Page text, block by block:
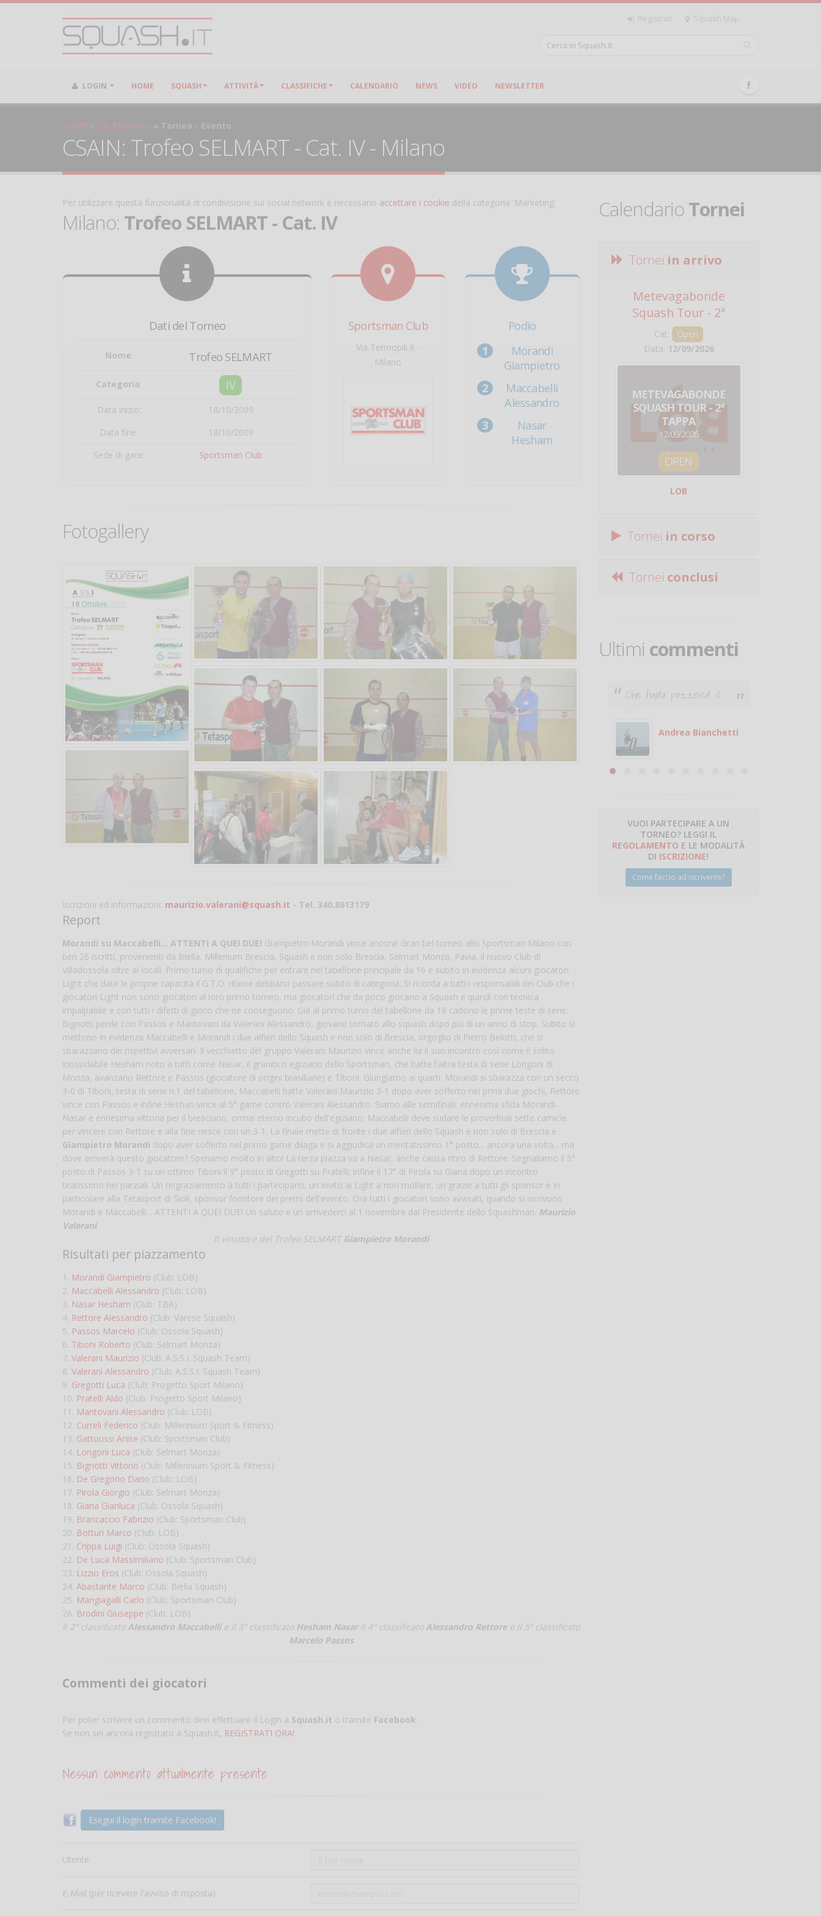
Registrati Squash Map
LOGIN HOME SQUASH ATTIVITÀ CLASSIFICHE CALENDARIO NEWS VIDEO NEWSLETTER
HOME CALENDARIO Torneo - Evento
CSAIN: Trofeo SELMART - Cat. IV - Milano
Per utilizzare questa funzionalità di condivisione sui social network è necessario accettare i cookie della categoria 'Marketing'
Milano: Trofeo SELMART - Cat. IV
Dati del Torneo
Nome: Trofeo SELMART
Categoria: IV
Data inizio:
18/10/2009
Data fine:
18/10/2009
Sede di gara:
Sportsman Club
Sportsman Club
Via Termopili 6 -
Milano
Podio
Morandi
Giampietro
Maccabelli
Alessandro
Nasar
Hesham
Fotogallery
Iscrizioni ed informazioni: maurizio.valerani@squash.it - Tel. 340.8613179
Report
Morandi su Maccabelli... ATTENTI A QUEI DUE! Giampietro Morandi vince ancora! Gran bel torneo allo Sportsman Milano con
ben 26 iscritti, provenienti da Biella, Millenium Brescia, Squash e non solo Brescia, Selmart Monza, Pavia, il nuovo Club di
Villadossola oltre ai locali. Primo turno di qualifiche per entrare nel tabellone principale da 16 e subito in evidenza alcuni giocatori
Light che date le proprie capacità il G.T.O. ritiene debbano passare subito di categoria. Si ricorda a tutti i responsabili dei Club che i
giocatori Light non sono giocatori al loro primo torneo, ma giocatori che da poco giocano a Squash e quindi con tecnica
impalpabile e con tutti i difetti di gioco che ne conseguono. Già al primo turno del tabellone da 16 cadono le prime teste di serie:
Bignotti perde con Passos e Mantovani da Valerani Alessandro, giovane tornato allo squash dopo più di un anno di stop. Subito si
mettono in evidenza Maccabelli e Morandi i due alfieri dello Squash e non solo di Brescia, orgoglio di Pietro Belotti, che si
sbarazzano dei rispettivi avversari. Il vecchietto del gruppo Valerani Maurizio vince anche lui il suo incontro così come il solito
inossidabile Hesham noto a tutti come Nasar, il granitico egiziano dello Sportsman, che batte l'altra testa di serie Longoni di
Monza, avanzano Rettore e Passos (giocatore di origini brasiliane) e Tiboni. Giungiamo ai quarti: Morandi si sbarazza con un secco
3-0 di Tiboni, testa di serie n.1 del tabellone, Maccabelli batte Valerani Maurizio 3-1 dopo aver sofferto nei primi due giochi, Rettore
vince con Passos e infine Heshan vince al 5° game contro Valerani Alessandro. Siamo alle semifinali: ennesima sfida Morandi-
Nasar e ennesima vittoria per il bresciano, ormai eterno incubo dell'egiziano; Maccabelli deve sudare le proverbiali sette camicie
per vincere con Rettore e alla fine riesce con un 3-1. La finale mette di fronte i due alfieri dello Squash e non solo di Brescia e
Giampietro Morandi dopo aver sofferto nel primo game dilaga e si aggiudica un meritatissimo 1° posto... ancora una volta... ma
dove arriverà questo giocatore? Speriamo molto in alto! La terza piazza va a Nasar, anche causa ritiro di Rettore. Segnaliamo il 5°
posto di Passos 3-1 su un ottimo Tiboni il 9° posto di Gregotti su Pratelli; infine il 17° di Pirola su Giana dopo un incontro
tiratissimo nei parziali. Un ringraziamento a tutti i partecipanti, un invito ai Light a non mollare, un grazie a tutti gli sponsor e in
particolare alla Tetasport di Sioli, sponsor fornitore dei premi dell'evento. Ora tutti i giocatori sono avvisati, quando si iscrivono
Morandi e Maccabelli... ATTENTI A QUEI DUE! Un saluto e un arrivederci al 1 novembre dal Presidente dello Squashman. Maurizio
Valerani
Il vincitore del Trofeo SELMART Giampietro Morandi
Risultati per piazzamento
1. Morandi Giampietro (Club: LOB)
2. Maccabelli Alessandro (Club: LOB)
3. Nasar Hesham (Club: TBA)
4. Rettore Alessandro (Club: Varese Squash)
5. Passos Marcelo (Club: Ossola Squash)
6. Tiboni Roberto (Club: Selmart Monza)
7. Valerani Maurizio (Club: A.S.S.I. Squash Team)
8. Valerani Alessandro (Club: A.S.S.I. Squash Team)
9. Gregotti Luca (Club: Progetto Sport Milano)
10. Pratelli Aldo (Club: Progetto Sport Milano)
11. Mantovani Alessandro (Club: LOB)
12. Curreli Federico (Club: Millennium Sport & Fitness)
13. Gattoussi Anise (Club: Sportsman Club)
14. Longoni Luca (Club: Selmart Monza)
15. Bignotti Vittorio (Club: Millennium Sport & Fitness)
16. De Gregorio Dario (Club: LOB)
17. Pirola Giorgio (Club: Selmart Monza)
18. Giana Gianluca (Club: Ossola Squash)
19. Brancaccio Fabrizio (Club: Sportsman Club)
20. Botturi Marco (Club: LOB)
21. Crippa Luigi (Club: Ossola Squash)
22. De Luca Massimiliano (Club: Sportsman Club)
23. Lizzio Eros (Club: Ossola Squash)
24. Abastante Marco (Club: Biella Squash)
25. Mangiagalli Carlo (Club: Sportsman Club)
26. Brodini Giuseppe (Club: LOB)
Il 2° classificatoAlessandro Maccabellie il 3° classificato Hesham Nasar Il 4° classificatoAlessandro Rettoree il 5° classificato
Marcelo Passos
Commenti dei giocatori
Per poter scrivere un commento devi effettuare il Login a Squash.it o tramite Facebook.
Se non sei ancora registrato a Squash.it, REGISTRATI ORA!
Nessun commento attualmente presente
Esegui il login tramite Facebook!
Utente:
E-Mail (per ricevere l'avviso di risposta)
CalendarioTornei
Tornei in arrivo
Metevagabonde
Squash Tour - 2ª
Tappa
Cat:
Open
Data: 12/09/2026
METEVAGABONDE
SQUASH TOUR - 2ª
TAPPA
12/09/2026
OPEN
LOB
Tornei in corso
Tornei conclusi
Ultimi commenti
Salve,
come fare per prenotare
il campo per giocare con
un mio amico?
Devo chiamare il numero
Che figata pazzesca! :O
Andrea Bianchetti
VUOI PARTECIPARE A UN
TORNEO? LEGGI IL
REGOLAMENTO E LE MODALITÀ
DI ISCRIZIONE!
Come faccio ad iscrivermi?